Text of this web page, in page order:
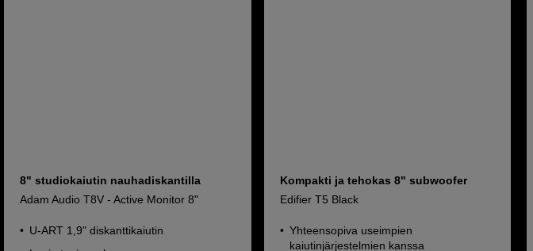
8" studiokaiutin nauhadiskantilla
Adam Audio T8V - Active Monitor 8"
U-ART 1,9" diskanttikaiutin
Kompakti ja tehokas 8" subwoofer
Edifier T5 Black
Yhteensopiva useimpien
kaiutinjärjestelmien kanssa